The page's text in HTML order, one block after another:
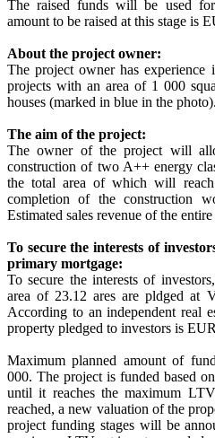
The raised funds will be used
amount to be raised at this stage is
About the project owner:
The project owner has experience
projects with an area of 1 000
houses (marked in blue in the photo).
The aim of the project:
The owner of the project will
construction of two A++ energy
the total area of which will
completion of the construction
Estimated sales revenue of the
To secure the interests of
primary mortgage:
To secure the interests of
area of 23.12 ares are pldged at
According to an independent real
property pledged to investors is
Maximum planned amount of
000. The project is funded based
until it reaches the maximum
reached, a new valuation of the
project funding stages will be